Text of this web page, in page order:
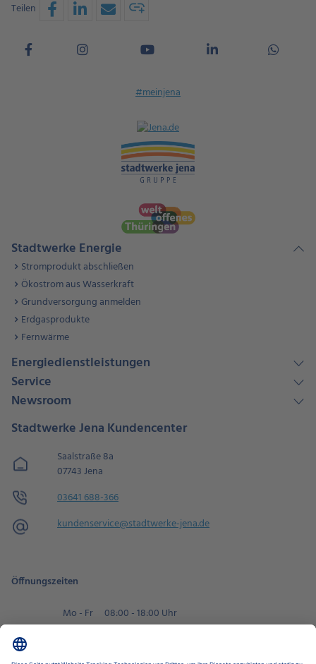
Teilen
#meinjena
Stadtwerke Energie
Stromprodukt abschließen
Ökostrom aus Wasserkraft
Grundversorgung anmelden
Erdgasprodukte
Fernwärme
Energiedienstleistungen
Service
Newsroom
Stadtwerke Jena Kundencenter
Saalstraße 8a
07743 Jena
03641 688-366
kundenservice@​stadtwerke-jena.de
Öffnungszeiten
Mo - Fr
08:00 - 18:00 Uhr